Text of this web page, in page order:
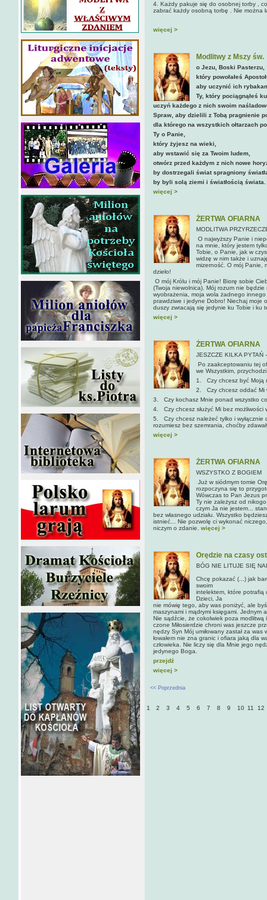
4. Każdy pakuje się do osobnej torby ,
zabrać każdy osobną torbę . Nie można
więcej >
Modlitwy z Mszy św.
o Jezu, Boski Pasterzu,
który powołałeś
aby uczynić ich
Ty, który pociągnąłeś
uczyń każdego z nich swoim
Spraw, aby dzielili z Tobą pragnienie
dla którego na wszystkich ołtarzach
Ty o Panie,
który żyjesz na wieki,
aby wstawić się za Twoim ludem,
otwórz przed każdym z nich nowe
by dostrzegali świat spragniony
by byli solą ziemi i światłością świata.
więcej >
ŻERTWA OFIARNA
MODLITWA
O najwyższy Panie i
na mnie, który jestem
Tobie, o Panie, jak w
widzę w nim także i
mizerność. O mój Panie,
dzieło!
O mój Królu i mój Panie! Biorę sobie
(Twoja niewolnica). Mój ro­zum nie
wyobrażenia, moja wola żadnego
prawdziwe i jedyne Dobro! Niechaj moje
duszy zwracają się jedynie ku Tobie i ku
więcej >
ŻERTWA OFIARNA
JESZCZE KILKA PYTAŃ
Po zaakceptowaniu tej
we Wszystkim,
1. Czy chcesz być Moją
2. Czy chcesz oddać Mi
3. Czy kochasz Mnie ponad wszystko
4. Czy chcesz służyć Mi bez możliwości
5. Czy chcesz należeć tylko i wyłącznie
rozumiesz bez szemrania, choćby
więcej >
ŻERTWA OFIARNA
WSZYSTKO Z BOGIEM
Już w siódmym tomie
rozpoczyna się to
Wówczas to Pan Jezus
Ty nie zależysz od
czym Ja nie jestem...
bez własnego udzia­łu. Wszystko
istnieć... Nie pozwolę ci wykonać
niczym o zdanie.
więcej >
Orędzie na czasy
BÓG NIE LITUJE SIĘ
Chcę pokazać (...) jak
swoim
intelektem, które potrafią
Dzieci, Ja
nie mówię tego, aby was poniżyć, ale
maszynami i mądrymi księgami. Jednym
Nie sądźcie, że cokolwiek poza
czone Miłosierdzie chroni was jeszcze
nędzy Syn Mój umiłowany zastał za was
łowałem nie zna granic i ofiara jaką dla
człowieka. Nie liczy się dla Mnie jego
jedynego Boga.
przejdź
więcej >
<< Poprzednia
1 2 3 4 5 6 7 8 9 10 11 12